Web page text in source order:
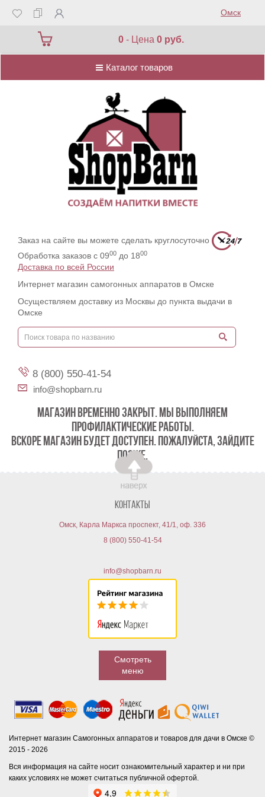
Омск
0 - Цена0 руб.
Каталог товаров
Каталог товаров
Заказ на сайте вы можете сделать круглосуточно
Обработка заказов с 0900 до 1800
Доставка по всей России
Интернет магазин самогонных аппаратов в Омске
Осуществляем доставку из Москвы до пункта выдачи в
Омске
8 (800) 550-41-54
info@shopbarn.ru
МАГАЗИН ВРЕМЕННО ЗАКРЫТ. МЫ ВЫПОЛНЯЕМ
ПРОФИЛАКТИЧЕСКИЕ РАБОТЫ.
ВСКОРЕ МАГАЗИН БУДЕТ ДОСТУПЕН. ПОЖАЛУЙСТА, ЗАЙДИТЕ
ПОЗЖЕ.
Контакты
Омск, Карла Маркса проспект, 41/1, оф. 336
8 (800) 550-41-54
info@shopbarn.ru
Смотреть
меню
Интернет магазин Самогонных аппаратов и товаров для дачи в Омске ©
2015 - 2026
Вся информация на сайте носит ознакомительный характер и ни при
каких условиях не может считаться публичной офертой.